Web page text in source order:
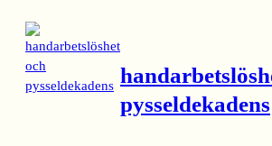
pysseldekadens